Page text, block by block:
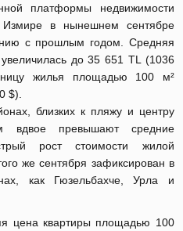
платформы недвижимости
в нынешнем сентябре
с прошлым годом. Средняя
до 35 651 TL (1036
жилья площадью 100 м²
$).
близких к пляжу и центру
вдвое превышают средние
рост стоимости жилой
же сентября зафиксирован в
как Гюзельбахче, Урла и
цена квартиры площадью 100